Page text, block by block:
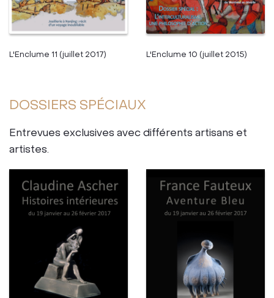
L'Enclume 11 (juillet 2017) L'Enclume 10 (juillet 2015)
DOSSIERS SPÉCIAUX
Entrevues exclusives avec différents artisans et
artistes.